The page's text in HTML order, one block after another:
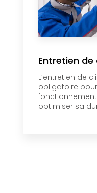
Entretien
L’entretien de
obligatoire
optimiser sa